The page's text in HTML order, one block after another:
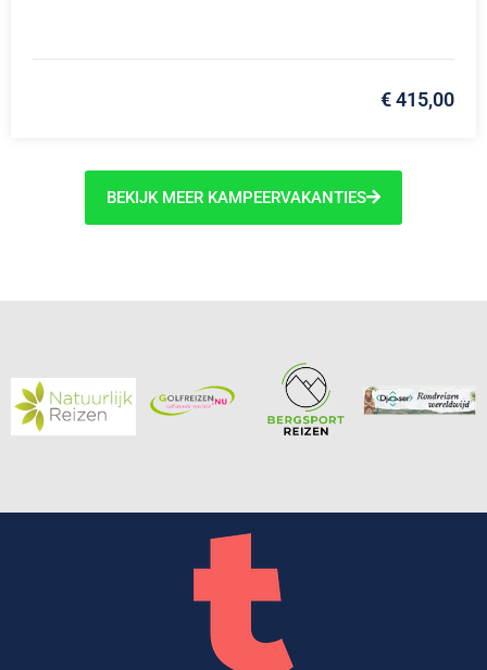
€ 415,00
BEKIJK MEER KAMPEERVAKANTIES